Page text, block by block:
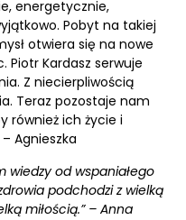
energetycznie,
Pobyt na takiej
otwiera się na nowe
Piotr Kardasz serwuje
Z niecierpliwością
Teraz pozostaje nam
również ich życie i
Agnieszka
wiedzy od wspaniałego
podchodzi z wielką
miłością.” – Anna